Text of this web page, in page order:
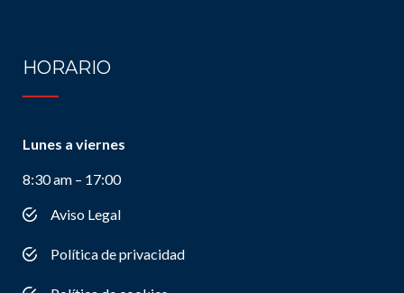
HORARIO
Lunes a viernes
8:30 am – 17:00
Aviso Legal
Política de privacidad